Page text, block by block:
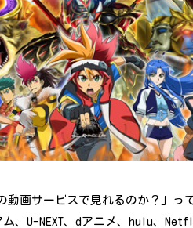
動画サービスで見れるのか？」
ム、U-NEXT、dアニメ、hulu、